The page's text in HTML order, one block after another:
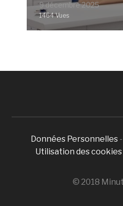
9 décembre 2025
1464 Vues
Données Personnelles -
Utilisation des cookies
© 2018